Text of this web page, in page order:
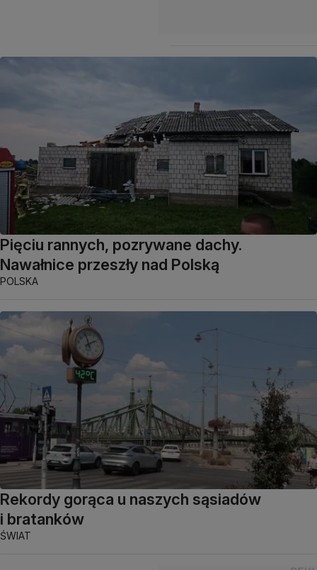
Pięciu rannych, pozrywane dachy.
Nawałnice przeszły nad Polską
POLSKA
Rekordy gorąca u naszych sąsiadów
i bratanków
ŚWIAT